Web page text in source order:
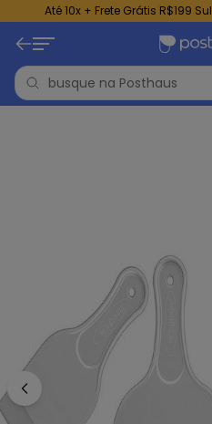
Até 10x + Frete Grátis R$199